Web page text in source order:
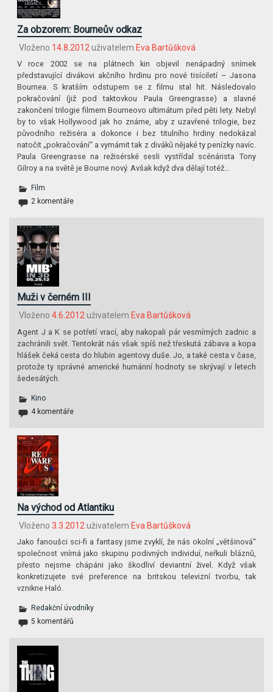
Za obzorem: Bourneův odkaz
Vloženo 14.8.2012 uživatelem Eva Bartůšková
V roce 2002 se na plátnech kin objevil nenápadný snímek
představující divákovi akčního hrdinu pro nové tisíciletí – Jasona
Bournea. S kratším odstupem se z filmu stal hit. Následovalo
pokračování (již pod taktovkou Paula Greengrasse) a slavné
zakončení trilogie filmem Bourneovo ultimátum před pěti lety. Nebyl
by to však Hollywood jak ho známe, aby z uzavřené trilogie, bez
původního režiséra a dokonce i bez titulního hrdiny nedokázal
natočit „pokračování“ a vymámit tak z diváků nějaké ty penízky navíc.
Paula Greengrasse na režisérské sesli vystřídal scénárista Tony
Gilroy a na světě je Bourne nový. Avšak když dva dělají totéž…
Film
2 komentáře
Muži v černém III
Vloženo 4.6.2012 uživatelem Eva Bartůšková
Agent J a K se potřetí vrací, aby nakopali pár vesmírných zadnic a
zachránili svět. Tentokrát nás však spíš než třeskutá zábava a kopa
hlášek čeká cesta do hlubin agentovy duše. Jo, a také cesta v čase,
protože ty správné americké humánní hodnoty se skrývají v letech
šedesátých.
Kino
4 komentáře
Na východ od Atlantiku
Vloženo 3.3.2012 uživatelem Eva Bartůšková
Jako fanoušci sci-fi a fantasy jsme zvyklí, že nás okolní „většinová“
společnost vnímá jako skupinu podivných individuí, neřkuli bláznů,
přesto nejsme chápáni jako škodliví deviantní živel. Když však
konkretizujete své preference na britskou televizní tvorbu, tak
vznikne Haló.
Redakční úvodníky
5 komentářů